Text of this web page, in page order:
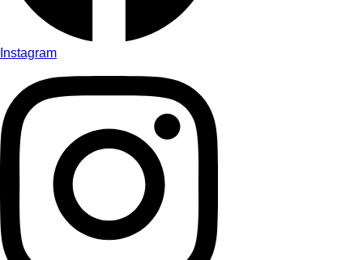
Instagram